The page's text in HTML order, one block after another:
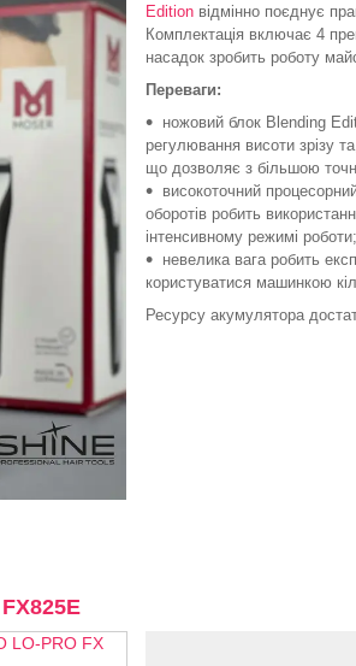
Edition відмінно поєднує
Комплектація включає 4
насадок зробить роботу
Переваги:
ножовий блок Blending
регулювання висоти зрізу
що дозволяє з більшою
високоточний
оборотів робить
інтенсивному режимі роботи;
невелика вага робить
користуватися машинкою
Ресурсу акумулятора